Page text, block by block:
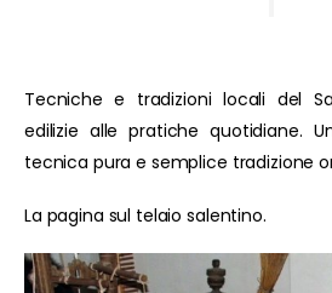
Tecniche e tradizioni locali del
edilizie alle pratiche quotidiane.
tecnica pura e semplice tradizione
La pagina sul telaio salentino.